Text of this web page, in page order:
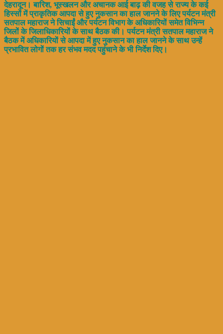
देहरादून। बारिश, भूस्खलन और अचानक आई बाढ़ की वजह से राज्य के कई
हिस्सों में प्राकृतिक आपदा से हुए नुकसान का हाल जानने के लिए पर्यटन मंत्री
सतपाल महाराज ने सिचाईं और पर्यटन विभाग के अधिकारियों समेत विभिन्न
जिलों के जिलाधिकारियों के साथ बैठक की। पर्यटन मंत्री सतपाल महाराज ने
बैठक में अधिकारियों से आपदा में हुए नुकसान का हाल जानने के साथ उन्हें
प्रभावित लोगों तक हर संभव मदद पहुंचाने के भी निर्देश दिए।